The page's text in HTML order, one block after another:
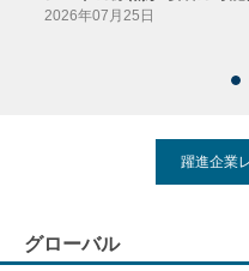
2026年07月25日
躍進企業
グローバル